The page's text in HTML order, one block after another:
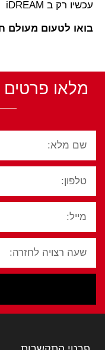
עכשיו רק ב iDREAM
בואו לטעום מעולם
מלאו פרטים